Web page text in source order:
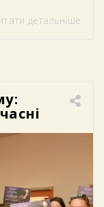
рідної
та
[…]
детальніше